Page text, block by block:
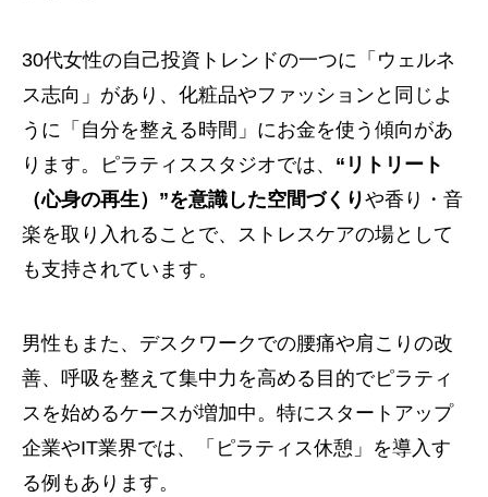
30代女性の自己投資トレンドの一つに「ウェルネ
ス志向」があり、化粧品やファッションと同じよ
うに「自分を整える時間」にお金を使う傾向があ
ります。ピラティススタジオでは、 “リトリート
（心身の再生）”を意識した空間づくりや香り・音
楽を取り入れることで、ストレスケアの場として
も支持されています。
男性もまた、デスクワークでの腰痛や肩こりの改
善、呼吸を整えて集中力を高める目的でピラティ
スを始めるケースが増加中。特にスタートアップ
企業やIT業界では、「ピラティス休憩」を導入す
る例もあります。